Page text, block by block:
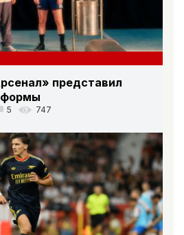
представил
формы
5 747